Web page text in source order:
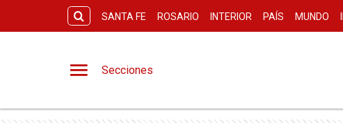
SANTA FE ROSARIO INTERIOR PAÍS MUNDO
Secciones